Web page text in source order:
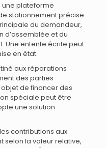
une plateforme
stationnement précise
du demandeur,
d’assemblée et du
Une entente écrite peut
en état.
aux réparations
des parties
de financer des
spéciale peut être
une solution
contributions aux
selon la valeur relative,